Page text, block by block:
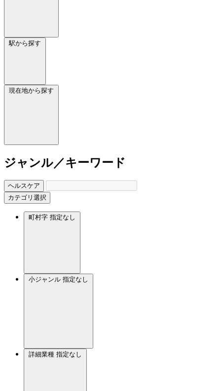
駅から探す
現在地から探す
ジャンル／キーワード
ヘルスケア
カテゴリ選択
町村字 指定なし
小ジャンル 指定なし
詳細業種 指定なし